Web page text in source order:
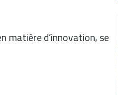
matière d’innovation, se